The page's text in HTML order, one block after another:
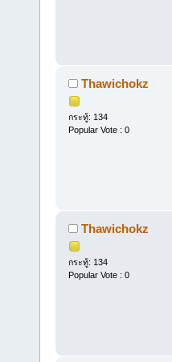
Thawichokz
กระทู้: 134
Popular Vote : 0
Thawichokz
กระทู้: 134
Popular Vote : 0